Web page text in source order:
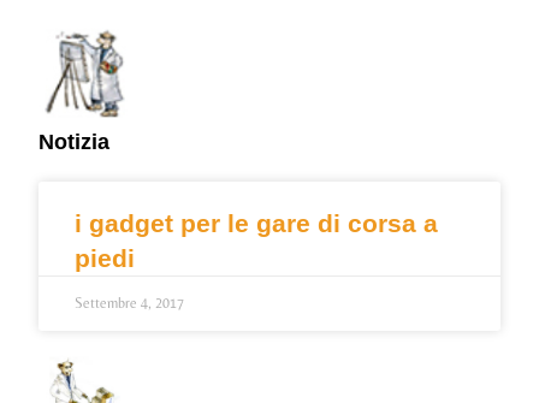
Notizia
i gadget per le gare di corsa a
piedi
Settembre 4, 2017